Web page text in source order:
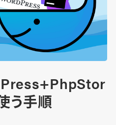
う手順